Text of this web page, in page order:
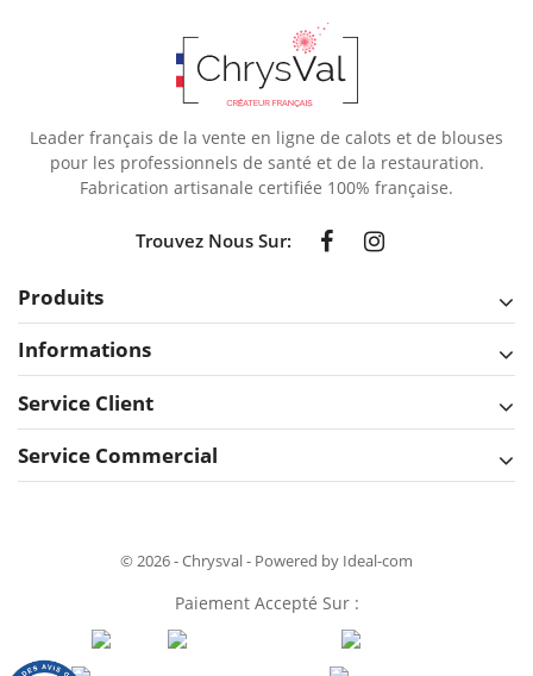
Leader français de la vente en ligne de calots et de blouses
pour les professionnels de santé et de la restauration.
Fabrication artisanale certifiée 100% française.
Trouvez Nous Sur:
Produits
Informations
Service Client
Service Commercial
© 2026 - Chrysval - Powered by Ideal-com
Paiement Accepté Sur :